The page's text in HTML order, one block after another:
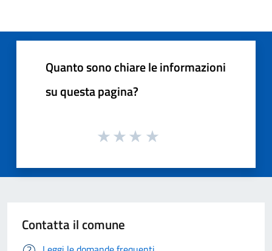
Quanto sono chiare le informazioni
su questa pagina?
Contatta il comune